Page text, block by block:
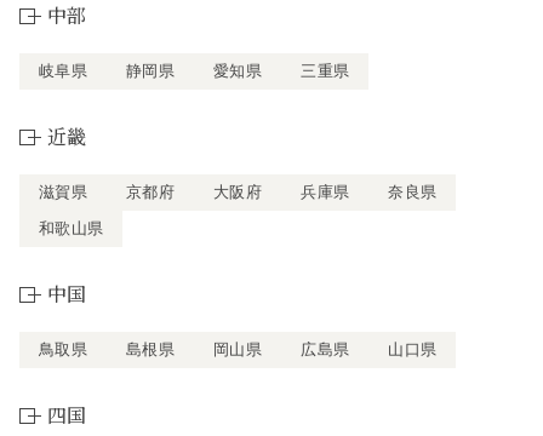
中部
岐阜県 静岡県 愛知県 三重県
近畿
滋賀県 京都府 大阪府 兵庫県
奈良県
和歌山県
中国
鳥取県 島根県 岡山県 広島県 山口県
四国